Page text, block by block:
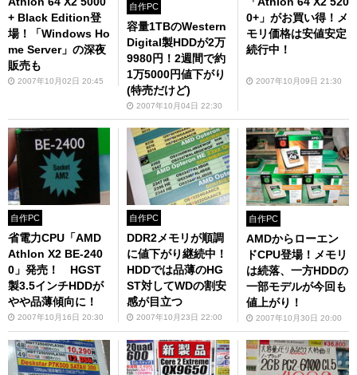
+ Black Edition登
場！「Windows Ho
me Server」の深夜
販売も
2007年10月02日 20:45
自作PC
容量1TBのWestern
Digital製HDDが2万
9980円！2週間で約
1万5000円値下がり
(特売だけど)
2007年10月04日 22:30
0+」がお買い得！メ
モリ価格は安値安定
続行中！
2007年10月09日 21:30
自作PC
省電力CPU「AMD
Athlon X2 BE-240
0」発売！ HGST
製3.5インチHDDが
やや品薄傾向に！
2007年10月16日 20:30
自作PC
DDR2メモリが順調
に値下がり継続中！
HDDでは品薄のHG
ST対してWDの割安
感が目立つ
2007年10月23日 22:00
自作PC
AMDからローエン
ドCPU登場！メモリ
は続落、一方HDDの
一部モデルが今回も
値上がり！
2007年10月30日 20:00